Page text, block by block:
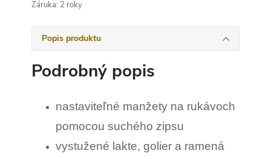
Záruka: 2 roky
Popis produktu
Podrobný popis
nastaviteľné manžety na rukávoch
pomocou suchého zipsu
vystužené lakte, golier a ramená